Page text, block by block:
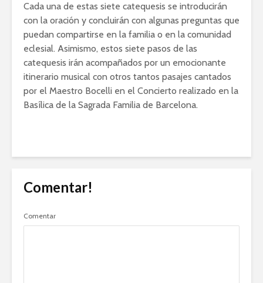
Cada una de estas siete catequesis se introducirán
con la oración y concluirán con algunas preguntas que
puedan compartirse en la familia o en la comunidad
eclesial. Asimismo, estos siete pasos de las
catequesis irán acompañados por un emocionante
itinerario musical con otros tantos pasajes cantados
por el Maestro Bocelli en el Concierto realizado en la
Basílica de la Sagrada Familia de Barcelona.
Comentar!
Comentar